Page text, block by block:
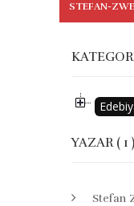
STEFAN-
YAZAR ( 1 )
Stefan